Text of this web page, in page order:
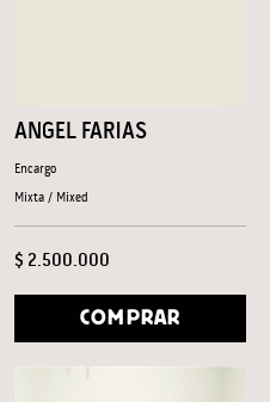
ANGEL FARIAS
Encargo
Mixta / Mixed
$ 2.500.000
COMPRAR